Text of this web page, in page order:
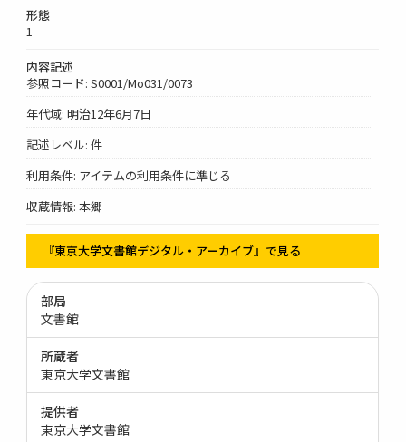
形態
1
内容記述
参照コード: S0001/Mo031/0073
年代域: 明治12年6月7日
記述レベル: 件
利用条件: アイテムの利用条件に準じる
収蔵情報: 本郷
『東京大学文書館デジタル・アーカイブ』で見る
部局
文書館
所蔵者
東京大学文書館
提供者
東京大学文書館